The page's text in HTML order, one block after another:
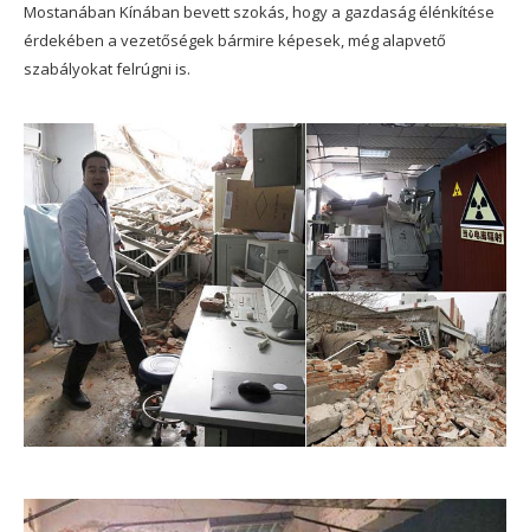
Mostanában Kínában bevett szokás, hogy a gazdaság élénkítése
érdekében a vezetőségek bármire képesek, még alapvető
szabályokat felrúgni is.